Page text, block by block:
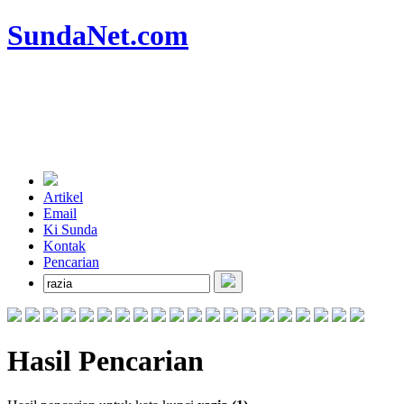
SundaNet.com
Artikel
Email
Ki Sunda
Kontak
Pencarian
Hasil Pencarian